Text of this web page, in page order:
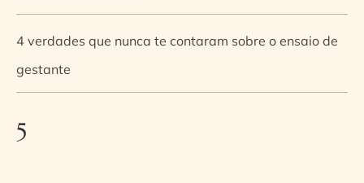
4 verdades que nunca te contaram sobre o ensaio de
gestante
5